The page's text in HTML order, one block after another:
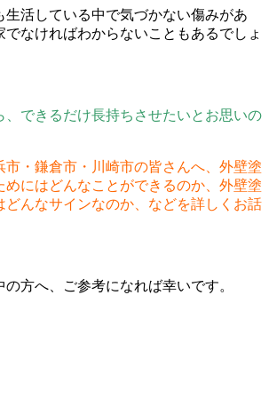
生活している中で気づかない傷みがあ
でなければわからないこともあるでしょ
、できるだけ長持ちさせたいとお思いの
市・鎌倉市・川崎市の皆さんへ、外壁塗
めにはどんなことができるのか、外壁塗
どんなサインなのか、などを詳しくお話
方へ、ご参考になれば幸いです。